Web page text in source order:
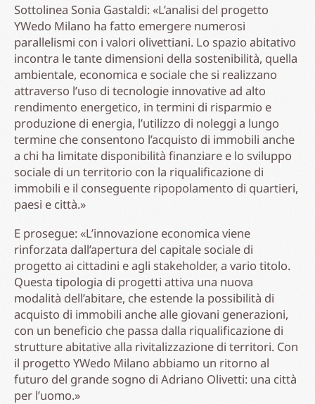
Sottolinea Sonia Gastaldi: «L’analisi del progetto
YWedo Milano ha fatto emergere numerosi
parallelismi con i valori olivettiani. Lo spazio abitativo
incontra le tante dimensioni della sostenibilità, quella
ambientale, economica e sociale che si realizzano
attraverso l’uso di tecnologie innovative ad alto
rendimento energetico, in termini di risparmio e
produzione di energia, l’utilizzo di noleggi a lungo
termine che consentono l’acquisto di immobili anche
a chi ha limitate disponibilità finanziare e lo sviluppo
sociale di un territorio con la riqualificazione di
immobili e il conseguente ripopolamento di quartieri,
paesi e città.»
E prosegue: «L’innovazione economica viene
rinforzata dall’apertura del capitale sociale di
progetto ai cittadini e agli stakeholder, a vario titolo.
Questa tipologia di progetti attiva una nuova
modalità dell’abitare, che estende la possibilità di
acquisto di immobili anche alle giovani generazioni,
con un beneficio che passa dalla riqualificazione di
strutture abitative alla rivitalizzazione di territori. Con
il progetto YWedo Milano abbiamo un ritorno al
futuro del grande sogno di Adriano Olivetti: una città
per l’uomo.»